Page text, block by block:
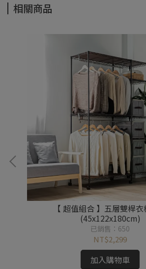
相關商品
【 超值組合 】五層雙桿
(45x122x180cm)
已銷售：650
NT$2,299
加入購物車